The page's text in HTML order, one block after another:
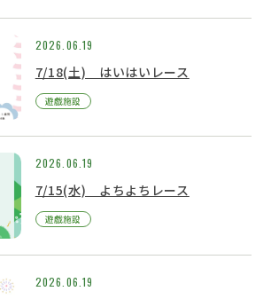
2026.06.19
7/18(土) はいはいレース
遊戯施設
2026.06.19
7/15(水) よちよちレース
遊戯施設
2026.06.19